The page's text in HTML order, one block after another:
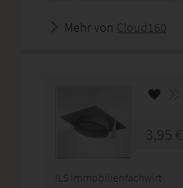
Mehr von Cloud160
3,95 €
ILS Immobilienfachwirt